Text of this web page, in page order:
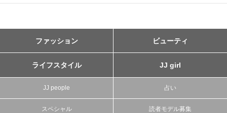
ファッション ビューティ
ライフスタイル JJ girl
JJ people 占い
スペシャル 読者モデル募集